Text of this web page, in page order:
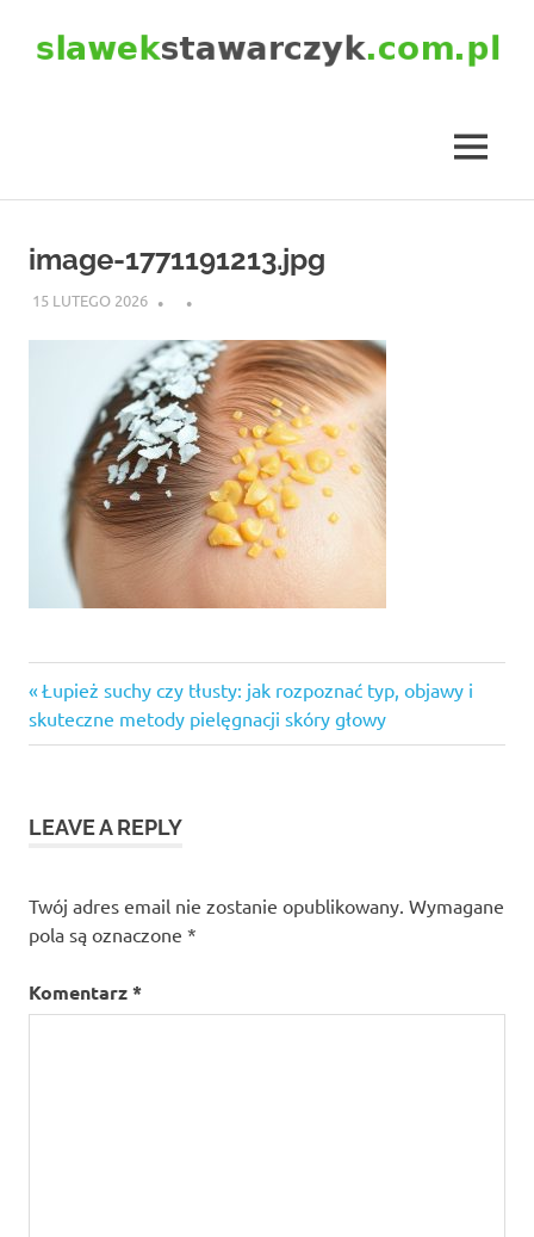
MENU
image-1771191213.jpg
15 LUTEGO 2026
Nawigacja
wpisu
Previous
Post:
Łupież suchy czy tłusty: jak rozpoznać typ, objawy i
skuteczne metody pielęgnacji skóry głowy
LEAVE A REPLY
Twój adres email nie zostanie opublikowany. Wymagane
pola są oznaczone *
Komentarz*